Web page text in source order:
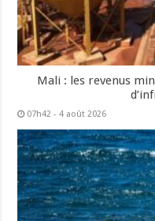
Mali : les revenus
07h42 - 4 août 2026